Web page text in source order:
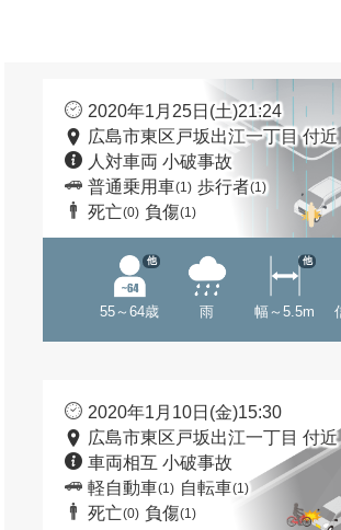
2020年1月25日(土)21:24
広島市東区戸坂出江一丁目 付近
人対車両 小破事故
普通乗用車(1) 歩行者(1)
死亡(0) 負傷(1)
55～64歳
他
雨 幅～5.5m
他
2020年1月10日(金)15:30
広島市東区戸坂出江一丁目 付近
車両相互 小破事故
軽自動車(1) 自転車(1)
死亡(0) 負傷(1)